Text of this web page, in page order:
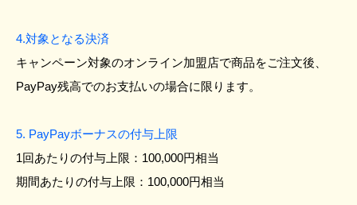
4.対象となる決済
キャンペーン対象のオンライン加盟店で商品をご注文後、
PayPay残高でのお支払いの場合に限ります。
5. PayPayボーナスの付与上限
1回あたりの付与上限：100,000円相当
期間あたりの付与上限：100,000円相当